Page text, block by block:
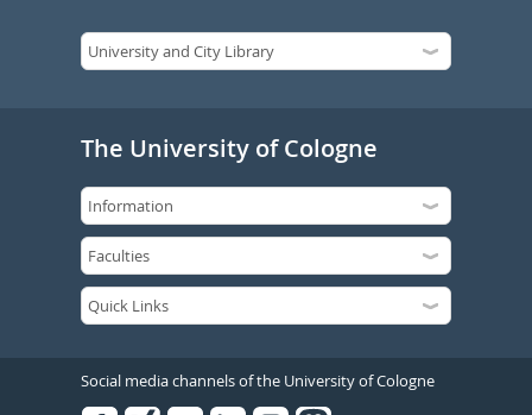
The University of Cologne
Social media channels of the University of Cologne